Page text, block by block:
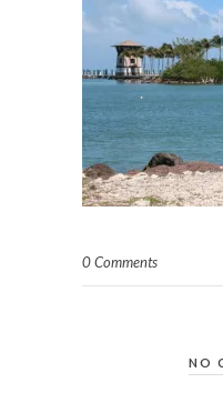
0 Comments
NO